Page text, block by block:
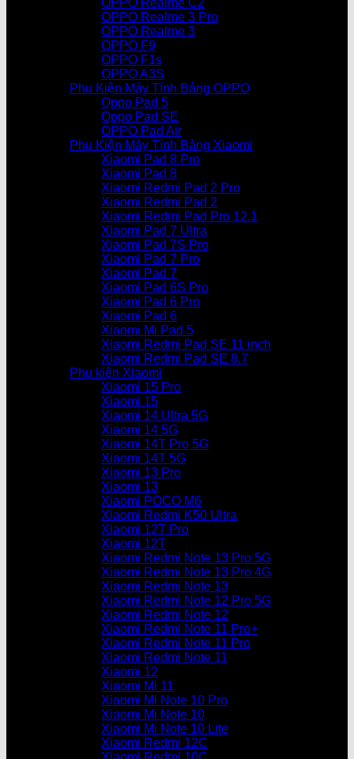
OPPO Realme C2
OPPO Realme 3 Pro
OPPO Realme 3
OPPO F9
OPPO F1s
OPPO A3S
Phụ Kiện Máy Tính Bảng OPPO
Oppo Pad 5
Oppo Pad SE
OPPO Pad Air
Phụ Kiện Máy Tính Bảng Xiaomi
Xiaomi Pad 8 Pro
Xiaomi Pad 8
Xiaomi Redmi Pad 2 Pro
Xiaomi Redmi Pad 2
Xiaomi Redmi Pad Pro 12.1
Xiaomi Pad 7 Ultra
Xiaomi Pad 7S Pro
Xiaomi Pad 7 Pro
Xiaomi Pad 7
Xiaomi Pad 6S Pro
Xiaomi Pad 6 Pro
Xiaomi Pad 6
Xiaomi Mi Pad 5
Xiaomi Redmi Pad SE 11 inch
Xiaomi Redmi Pad SE 8.7
Phụ kiện Xiaomi
Xiaomi 15 Pro
Xiaomi 15
Xiaomi 14 Ultra 5G
Xiaomi 14 5G
Xiaomi 14T Pro 5G
Xiaomi 14T 5G
Xiaomi 13 Pro
Xiaomi 13
Xiaomi POCO M6
Xiaomi Redmi K50 Ultra
Xiaomi 12T Pro
Xiaomi 12T
Xiaomi Redmi Note 13 Pro 5G
Xiaomi Redmi Note 13 Pro 4G
Xiaomi Redmi Note 13
Xiaomi Redmi Note 12 Pro 5G
Xiaomi Redmi Note 12
Xiaomi Redmi Note 11 Pro+
Xiaomi Redmi Note 11 Pro
Xiaomi Redmi Note 11
Xiaomi 12
Xiaomi Mi 11
Xiaomi Mi Note 10 Pro
Xiaomi Mi Note 10
Xiaomi Mi Note 10 Lite
Xiaomi Redmi 12C